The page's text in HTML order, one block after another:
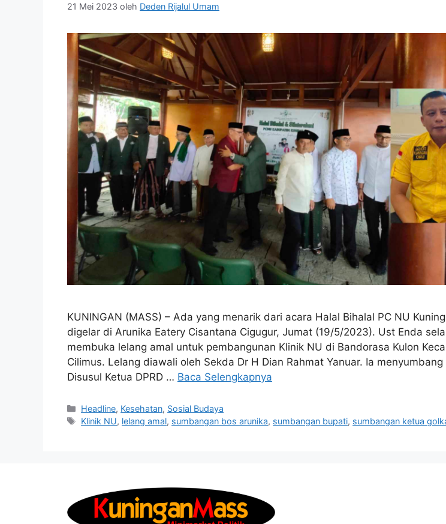
21 Mei 2023 oleh Deden Rijalul Umam
KUNINGAN (MASS) – Ada yang menarik dari acara Halal Bihalal PC NU
digelar di Arunika Eatery Cisantana Cigugur, Jumat (19/5/2023). Ust Enda
membuka lelang amal untuk pembangunan Klinik NU di Bandorasa Kulon
Cilimus. Lelang diawali oleh Sekda Dr H Dian Rahmat Yanuar. Ia
Disusul Ketua DPRD … Baca Selengkapnya
Kategori
Headline, Kesehatan, Sosial Budaya
Tag
Klinik NU, lelang amal, sumbangan bos arunika, sumbangan bupati, sumbangan ketua